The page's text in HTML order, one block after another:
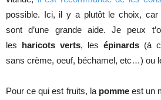
possible. Ici, il y a plutôt le choix, car
sont d’une grande aide. Je peux
les haricots verts, les épinards (à
sans crème, oeuf, béchamel, etc…) ou
Pour ce qui est fruits, la pommeest un